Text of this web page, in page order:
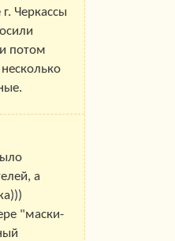
Черкассы
потом
а
"маски-